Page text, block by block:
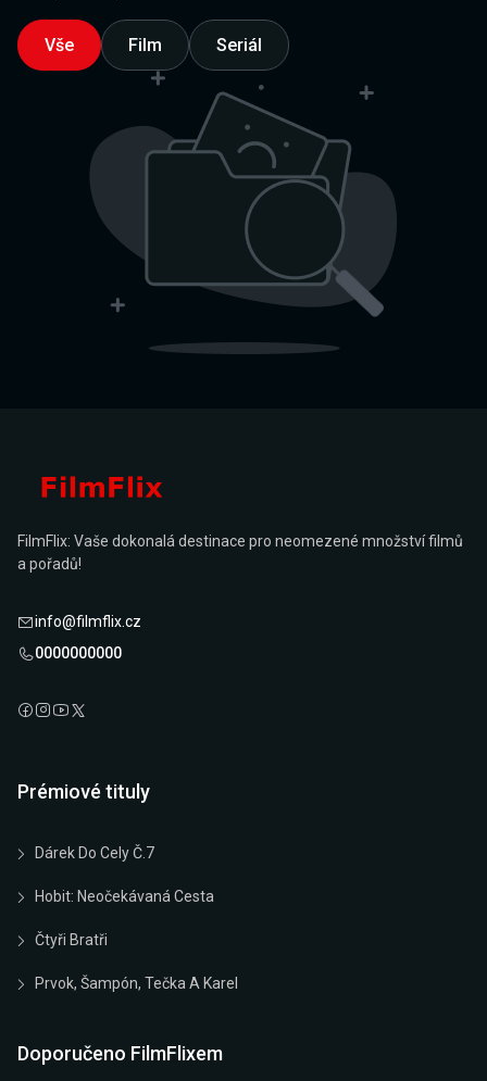
Vše Film Seriál
FilmFlix: Vaše dokonalá destinace pro neomezené množství filmů
a pořadů!
info@filmflix.cz
0000000000
Prémiové tituly
Dárek Do Cely Č.7
Hobit: Neočekávaná Cesta
Čtyři Bratři
Prvok, Šampón, Tečka A Karel
Doporučeno FilmFlixem